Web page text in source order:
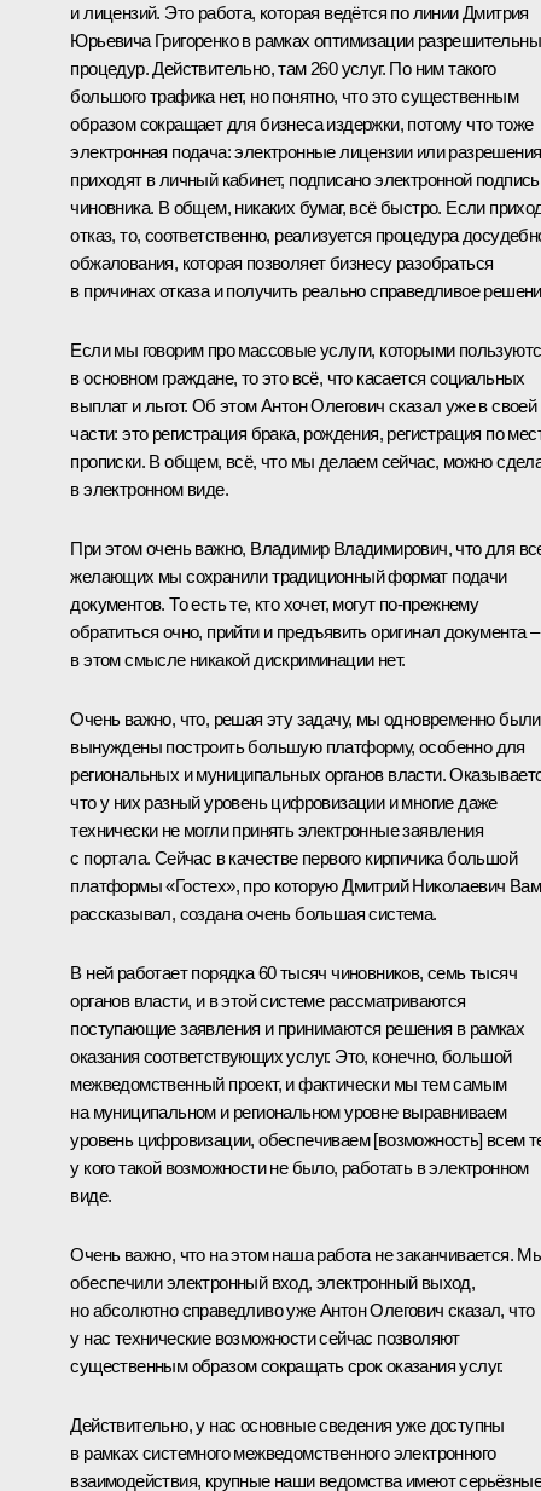
и лицензий. Это работа, которая ведётся по линии Дмитрия
Юрьевича Григоренко в рамках оптимизации
процедур. Действительно, там 260 услуг. По ним такого
большого трафика нет, но понятно, что это существенным
образом сокращает для бизнеса издержки, потому что тоже
электронная подача: электронные лицензии или разрешения
приходят в личный кабинет, подписано электронной
чиновника. В общем, никаких бумаг, всё быстро. Если
отказ, то, соответственно, реализуется процедура
обжалования, которая позволяет бизнесу разобраться
в причинах отказа и получить реально справедливое
Если мы говорим про массовые услуги, которыми
в основном граждане, то это всё, что касается социальных
выплат и льгот. Об этом Антон Олегович сказал уже в своей
части: это регистрация брака, рождения, регистрация по
прописки. В общем, всё, что мы делаем сейчас, можно
в электронном виде.
При этом очень важно, Владимир Владимирович, что для
желающих мы сохранили традиционный формат подачи
документов. То есть те, кто хочет, могут по-прежнему
обратиться очно, прийти и предъявить оригинал документа –
в этом смысле никакой дискриминации нет.
Очень важно, что, решая эту задачу, мы одновременно были
вынуждены построить большую платформу, особенно для
региональных и муниципальных органов власти.
что у них разный уровень цифровизации и многие даже
технически не могли принять электронные заявления
с портала. Сейчас в качестве первого кирпичика большой
платформы «Гостех», про которую Дмитрий Николаевич Вам
рассказывал, создана очень большая система.
В ней работает порядка 60 тысяч чиновников, семь тысяч
органов власти, и в этой системе рассматриваются
поступающие заявления и принимаются решения в рамках
оказания соответствующих услуг. Это, конечно, большой
межведомственный проект, и фактически мы тем самым
на муниципальном и региональном уровне выравниваем
уровень цифровизации, обеспечиваем [возможность] всем
у кого такой возможности не было, работать в электронном
виде.
Очень важно, что на этом наша работа не заканчивается.
обеспечили электронный вход, электронный выход,
но абсолютно справедливо уже Антон Олегович сказал, что
у нас технические возможности сейчас позволяют
существенным образом сокращать срок оказания услуг.
Действительно, у нас основные сведения уже доступны
в рамках системного межведомственного электронного
взаимодействия, крупные наши ведомства имеют серьёзные